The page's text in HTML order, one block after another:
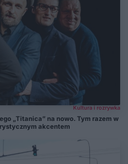
Kultura i rozrywka
„Titanica” na nowo. Tym razem w
akcentem